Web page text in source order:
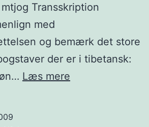
Transskription
med
og bemærk det store
der er i tibetansk:
Læs mere